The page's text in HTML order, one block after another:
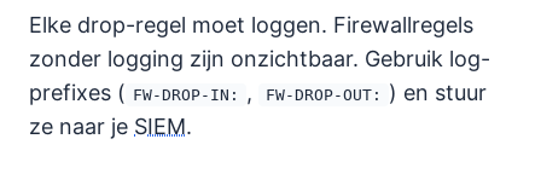
Elke drop-regel moet loggen. Firewallregels
zonder logging zijn onzichtbaar. Gebruik log-
prefixes ( FW-DROP-IN: , FW-DROP-OUT:
) en stuur
ze naar je SIEM.